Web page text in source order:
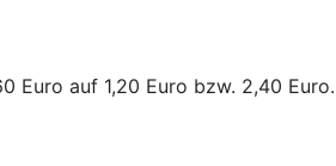
Euro auf 1,20 Euro bzw. 2,40 Euro.